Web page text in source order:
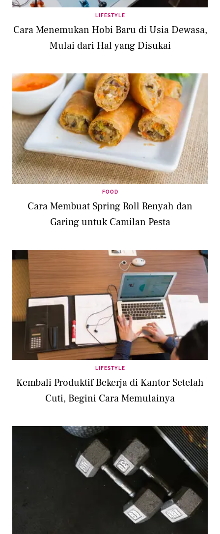
LIFESTYLE
Cara Menemukan Hobi Baru di Usia Dewasa,
Mulai dari Hal yang Disukai
FOOD
Cara Membuat Spring Roll Renyah dan
Garing untuk Camilan Pesta
LIFESTYLE
Kembali Produktif Bekerja di Kantor Setelah
Cuti, Begini Cara Memulainya